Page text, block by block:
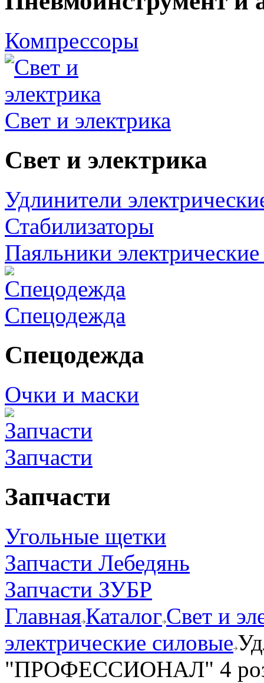
Компрессоры
Свет и электрика
Свет и электрика
Удлинители
Стабилизаторы
Паяльники
Спецодежда
Спецодежда
Очки и маски
Запчасти
Запчасти
Угольные щетки
Запчасти Лебедянь
Запчасти ЗУБР
ГлавнаяКаталог Свет и
электрические силовые
"ПРОФЕССИОНАЛ" 4